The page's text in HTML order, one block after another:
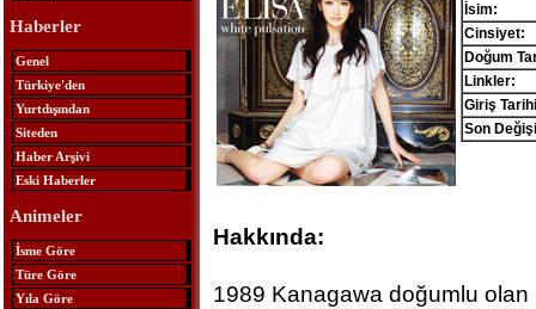
Haberler
Genel
Türkiye'den
Yurtdışından
Siteden
Haber Arşivi
Eski Haberler
Animeler
İsme Göre
Türe Göre
Yıla Göre
İsim:
Cinsiyet:
Doğum
Linkler:
Giriş
Son
Hakkında:
1989 Kanagawa doğumlu olan